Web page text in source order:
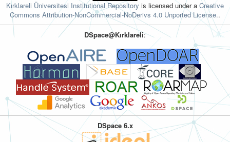
Kırklareli Üniversitesi Institutional Repository is licensed under a Creative
Commons Attribution-NonCommercial-NoDerivs 4.0 Unported License..
DSpace@Kırklareli:
DSpace 6.x